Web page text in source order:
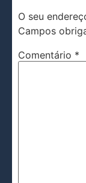
O seu
Campos
Comentário *